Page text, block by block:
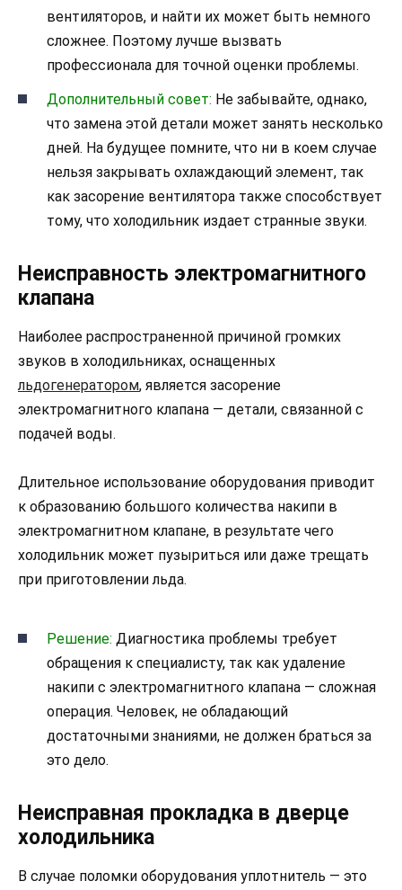
вентиляторов, и найти их может быть немного
сложнее. Поэтому лучше вызвать
профессионала для точной оценки проблемы.
Дополнительный совет: Не забывайте, однако,
что замена этой детали может занять несколько
дней. На будущее помните, что ни в коем случае
нельзя закрывать охлаждающий элемент, так
как засорение вентилятора также способствует
тому, что холодильник издает странные звуки.
Неисправность электромагнитного
клапана
Наиболее распространенной причиной громких
звуков в холодильниках, оснащенных
льдогенератором, является засорение
электромагнитного клапана — детали, связанной с
подачей воды.
Длительное использование оборудования приводит
к образованию большого количества накипи в
электромагнитном клапане, в результате чего
холодильник может пузыриться или даже трещать
при приготовлении льда.
Решение: Диагностика проблемы требует
обращения к специалисту, так как удаление
накипи с электромагнитного клапана — сложная
операция. Человек, не обладающий
достаточными знаниями, не должен браться за
это дело.
Неисправная прокладка в дверце
холодильника
В случае поломки оборудования уплотнитель — это